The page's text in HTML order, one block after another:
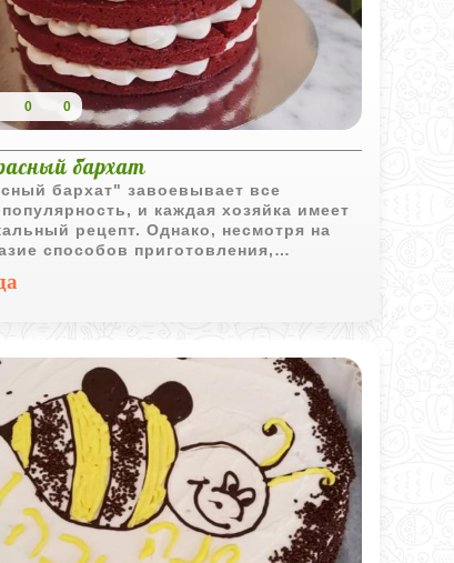
0 0
бархат
бархат" завоевывает все
и каждая хозяйка имеет
рецепт. Однако, несмотря на
способов приготовления,
рецептов имеют много общего.